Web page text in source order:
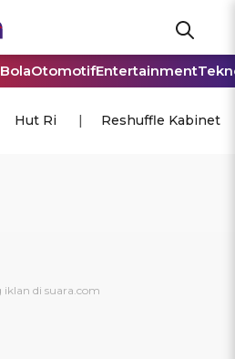
BolaOtomotifEntertainment
Hut Ri Reshuffle Kabinet